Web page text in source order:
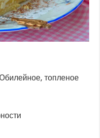
топленое